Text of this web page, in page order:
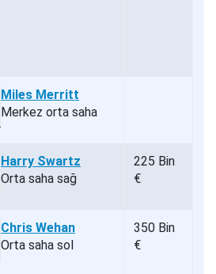
Miles Merritt
Merkez orta saha
Harry Swartz
Orta saha sağ
225 Bin
€
Chris Wehan
Orta saha sol
350 Bin
€